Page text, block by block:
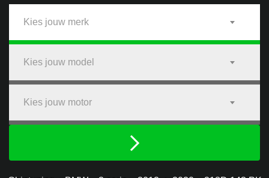
Kies jouw merk
Kies jouw model
Kies jouw motor